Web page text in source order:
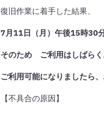
復旧作業に着手した結果、
7月11日（月）午後15時30
そのため ご利用はしばらく
ご利用可能になりましたら
【不具合の原因】